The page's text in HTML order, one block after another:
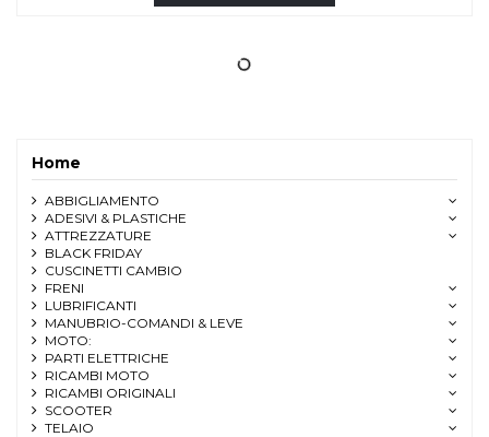
Home
ABBIGLIAMENTO
ADESIVI & PLASTICHE
ATTREZZATURE
BLACK FRIDAY
CUSCINETTI CAMBIO
FRENI
LUBRIFICANTI
MANUBRIO-COMANDI & LEVE
MOTO:
PARTI ELETTRICHE
RICAMBI MOTO
RICAMBI ORIGINALI
SCOOTER
TELAIO